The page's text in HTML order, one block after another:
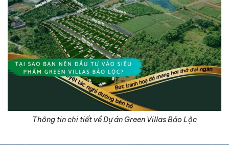
Thông tin chi tiết về Dự án Green Villas Bảo Lộc